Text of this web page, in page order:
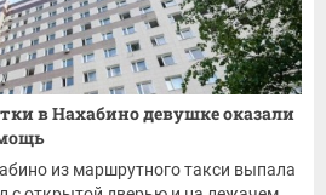
в Нахабино девушке оказали
из маршрутного такси выпала